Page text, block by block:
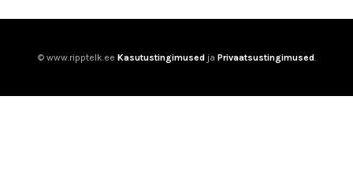
© www.ripptelk.ee Kasutustingimusedja Privaatsustingimused.